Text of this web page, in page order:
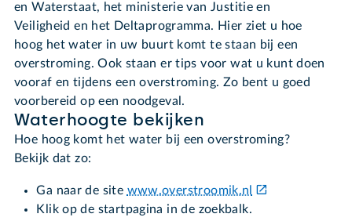
en Waterstaat, het ministerie van Justitie en
Veiligheid en het Deltaprogramma. Hier ziet u hoe
hoog het water in uw buurt komt te staan bij een
overstroming. Ook staan er tips voor wat u kunt doen
vooraf en tijdens een overstroming. Zo bent u goed
voorbereid op een noodgeval.
Waterhoogte bekijken
Hoe hoog komt het water bij een overstroming?
Bekijk dat zo:
Ga naar de site www.overstroomik.nl
Klik op de startpagina in de zoekbalk.